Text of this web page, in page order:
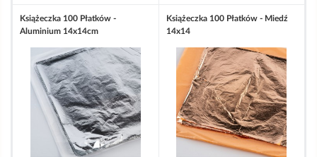
Książeczka 100 Płatków -
Aluminium 14x14cm
Książeczka 100 Płatków - Miedź
14x14